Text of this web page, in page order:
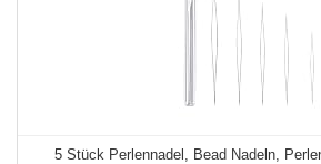
5 Stück Perlennadel, Bead Nadeln,